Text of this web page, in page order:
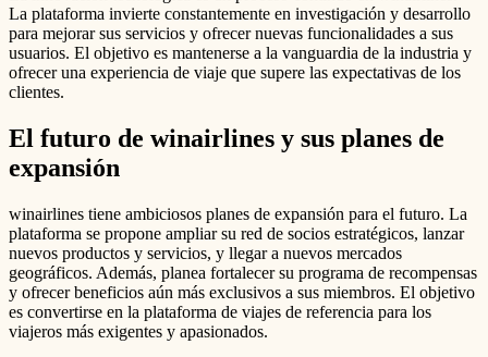
La plataforma invierte constantemente en investigación y desarrollo
para mejorar sus servicios y ofrecer nuevas funcionalidades a sus
usuarios. El objetivo es mantenerse a la vanguardia de la industria y
ofrecer una experiencia de viaje que supere las expectativas de los
clientes.
El futuro de winairlines y sus planes de
expansión
winairlines tiene ambiciosos planes de expansión para el futuro. La
plataforma se propone ampliar su red de socios estratégicos, lanzar
nuevos productos y servicios, y llegar a nuevos mercados
geográficos. Además, planea fortalecer su programa de recompensas
y ofrecer beneficios aún más exclusivos a sus miembros. El objetivo
es convertirse en la plataforma de viajes de referencia para los
viajeros más exigentes y apasionados.